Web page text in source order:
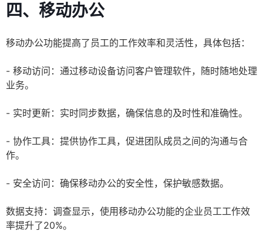
四、移动办公
移动办公功能提高了员工的工作效率和灵活性，具体包括：
- 移动访问：通过移动设备访问客户管理软件，随时随地处理
业务。
- 实时更新：实时同步数据，确保信息的及时性和准确性。
- 协作工具：提供协作工具，促进团队成员之间的沟通与合
作。
- 安全访问：确保移动办公的安全性，保护敏感数据。
数据支持：调查显示，使用移动办公功能的企业员工工作效
率提升了20%。